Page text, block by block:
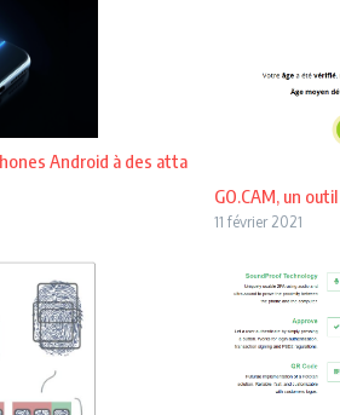
Android à des atta
GO.CAM, un
11 février 2021